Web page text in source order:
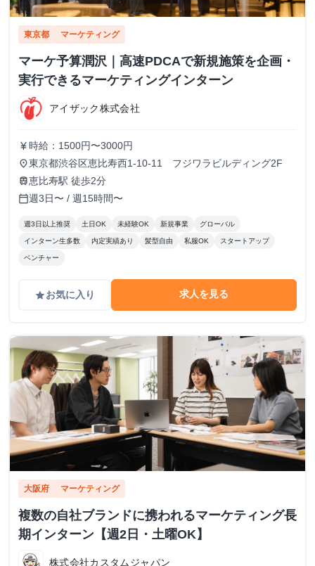
東京都 マーケティング
マーケ予算潤沢｜高速PDCAで新規施策を企画・
実行できるマーケティングインターン
アイザック株式会社
currency_yen 時給：1500円〜3000円
place東京都渋谷区恵比寿西1-10-11 フジワラビルディング2F
train恵比寿駅 徒歩2分
calendar_today週3日〜 / 週15時間〜
週3日以上推奨 土日OK 未経験OK 新規事業 グローバル
インターン生多数 内定実績あり 髪型自由 私服OK スタートアップ
ベンチャー
gradeお気に入り 求人を見る
大阪府 マーケティング
複数の自社ブランドに携われるマーケティング長
期インターン【週2日・土曜OK】
株式会社カスタムジャパン